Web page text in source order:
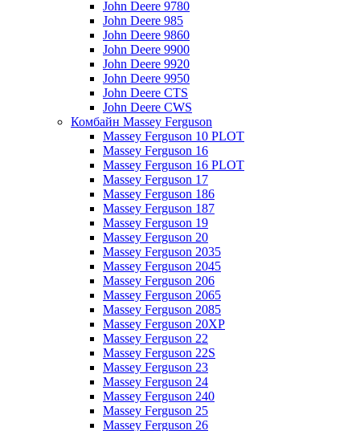
John Deere 9780
John Deere 985
John Deere 9860
John Deere 9900
John Deere 9920
John Deere 9950
John Deere CTS
John Deere CWS
Комбайн Massey Ferguson
Massey Ferguson 10 PLOT
Massey Ferguson 16
Massey Ferguson 16 PLOT
Massey Ferguson 17
Massey Ferguson 186
Massey Ferguson 187
Massey Ferguson 19
Massey Ferguson 20
Massey Ferguson 2035
Massey Ferguson 2045
Massey Ferguson 206
Massey Ferguson 2065
Massey Ferguson 2085
Massey Ferguson 20XP
Massey Ferguson 22
Massey Ferguson 22S
Massey Ferguson 23
Massey Ferguson 24
Massey Ferguson 240
Massey Ferguson 25
Massey Ferguson 26